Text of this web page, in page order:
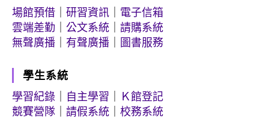
場館預借
研習資訊
電子信箱
雲端差勤
公文系統
請購系統
無聲廣播
有聲廣播 圖書服務
學生系統
學習紀錄
自主學習
Ｋ館登記
競賽營隊
請假系統 校務系統